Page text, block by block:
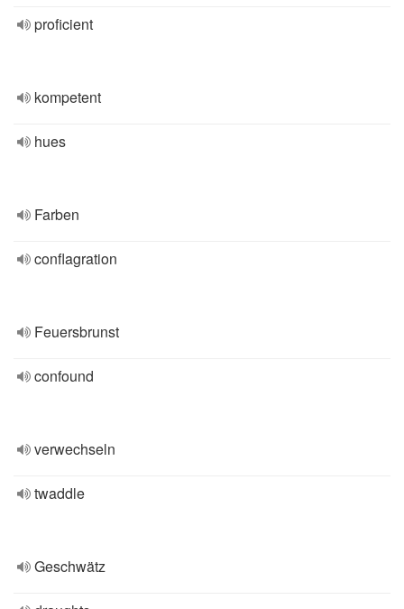
proficient
kompetent
hues
Farben
conflagration
Feuersbrunst
confound
verwechseln
twaddle
Geschwätz